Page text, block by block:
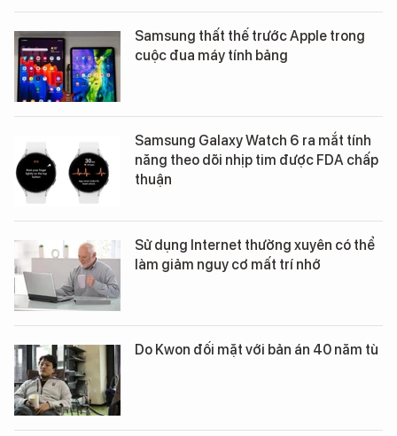
Samsung thất thế trước Apple trong
cuộc đua máy tính bảng
Samsung Galaxy Watch 6 ra mắt tính
năng theo dõi nhịp tim được FDA chấp
thuận
Sử dụng Internet thường xuyên có thể
làm giảm nguy cơ mất trí nhớ
Do Kwon đối mặt với bản án 40 năm tù